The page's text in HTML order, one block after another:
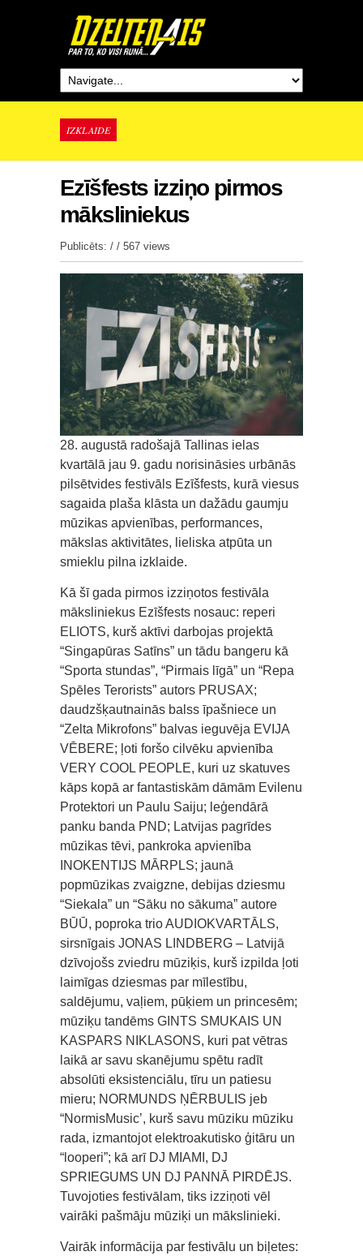
IZKLAIDE
Ezīšfests izziņo pirmos
māksliniekus
Publicēts: / / 567 views
28. augustā radošajā Tallinas ielas
kvartālā jau 9. gadu norisināsies urbānās
pilsētvides festivāls Ezīšfests, kurā viesus
sagaida plaša klāsta un dažādu gaumju
mūzikas apvienības, performances,
mākslas aktivitātes, lieliska atpūta un
smieklu pilna izklaide.
Kā šī gada pirmos izziņotos festivāla
māksliniekus Ezīšfests nosauc: reperi
ELIOTS, kurš aktīvi darbojas projektā
“Singapūras Satīns” un tādu bangeru kā
“Sporta stundas”, “Pirmais līgā” un “Repa
Spēles Terorists” autors PRUSAX;
daudzšķautnainās balss īpašniece un
“Zelta Mikrofons” balvas ieguvēja EVIJA
VĒBERE; ļoti foršo cilvēku apvienība
VERY COOL PEOPLE, kuri uz skatuves
kāps kopā ar fantastiskām dāmām Evilenu
Protektori un Paulu Saiju; leģendārā
panku banda PND; Latvijas pagrīdes
mūzikas tēvi, pankroka apvienība
INOKENTIJS MĀRPLS; jaunā
popmūzikas zvaigzne, debijas dziesmu
“Siekala” un “Sāku no sākuma” autore
BŪŪ, poproka trio AUDIOKVARTĀLS,
sirsnīgais JONAS LINDBERG – Latvijā
dzīvojošs zviedru mūziķis, kurš izpilda ļoti
laimīgas dziesmas par mīlestību,
saldējumu, vaļiem, pūķiem un princesēm;
mūziķu tandēms GINTS SMUKAIS UN
KASPARS NIKLASONS, kuri pat vētras
laikā ar savu skanējumu spētu radīt
absolūti eksistenciālu, tīru un patiesu
mieru; NORMUNDS ŅĒRBULIS jeb
“NormisMusic’, kurš savu mūziku mūziku
rada, izmantojot elektroakutisko ģitāru un
“looperi”; kā arī DJ MIAMI, DJ
SPRIEGUMS UN DJ PANNĀ PIRDĒJS.
Tuvojoties festivālam, tiks izziņoti vēl
vairāki pašmāju mūziķi un mākslinieki.
Vairāk informācija par festivālu un biļetes: